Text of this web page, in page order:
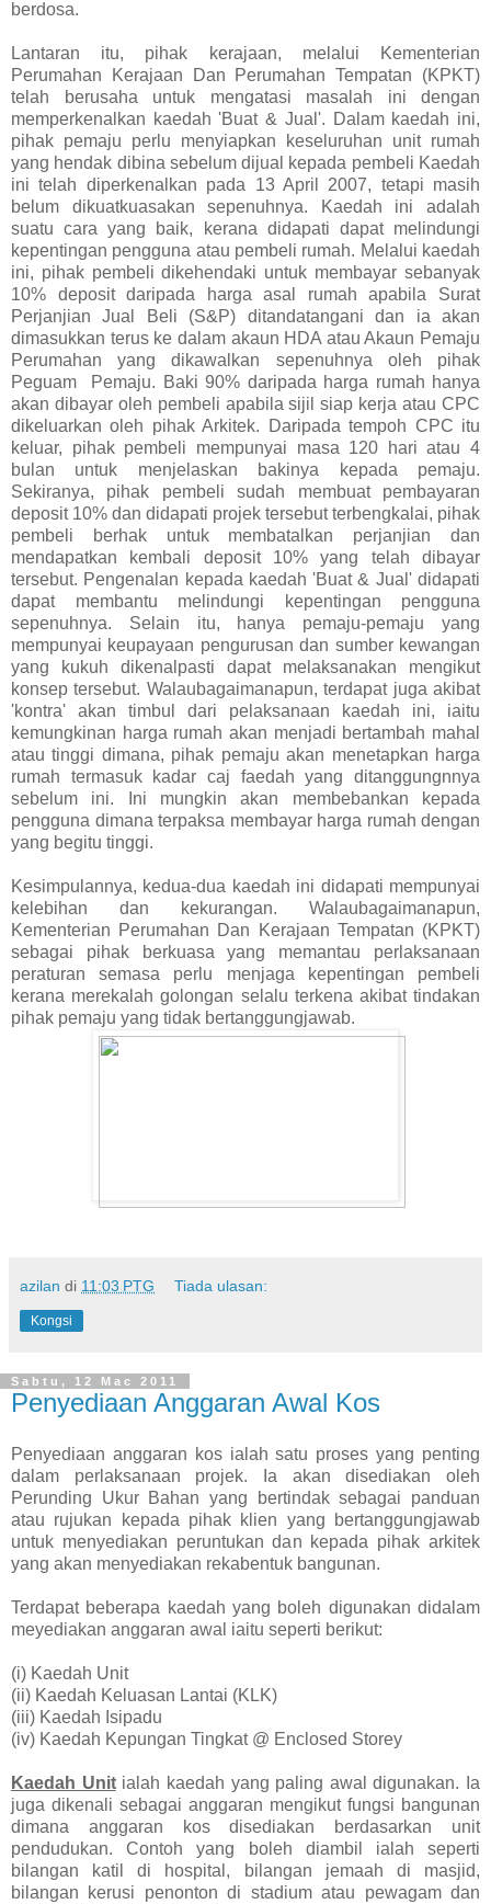
berdosa.
Lantaran itu, pihak kerajaan, melalui Kementerian
Perumahan Kerajaan Dan Perumahan Tempatan (KPKT)
telah berusaha untuk mengatasi masalah ini dengan
memperkenalkan kaedah 'Buat & Jual'. Dalam kaedah ini,
pihak pemaju perlu menyiapkan keseluruhan unit rumah
yang hendak dibina sebelum dijual kepada pembeli Kaedah
ini telah diperkenalkan pada 13 April 2007, tetapi masih
belum dikuatkuasakan sepenuhnya. Kaedah ini adalah
suatu cara yang baik, kerana didapati dapat melindungi
kepentingan pengguna atau pembeli rumah. Melalui kaedah
ini, pihak pembeli dikehendaki untuk membayar sebanyak
10% deposit daripada harga asal rumah apabila Surat
Perjanjian Jual Beli (S&P) ditandatangani dan ia akan
dimasukkan terus ke dalam akaun HDA atau Akaun Pemaju
Perumahan yang dikawalkan sepenuhnya oleh pihak
Peguam Pemaju. Baki 90% daripada harga rumah hanya
akan dibayar oleh pembeli apabila sijil siap kerja atau CPC
dikeluarkan oleh pihak Arkitek. Daripada tempoh CPC itu
keluar, pihak pembeli mempunyai masa 120 hari atau 4
bulan untuk menjelaskan bakinya kepada pemaju.
Sekiranya, pihak pembeli sudah membuat pembayaran
deposit 10% dan didapati projek tersebut terbengkalai, pihak
pembeli berhak untuk membatalkan perjanjian dan
mendapatkan kembali deposit 10% yang telah dibayar
tersebut. Pengenalan kepada kaedah 'Buat & Jual' didapati
dapat membantu melindungi kepentingan pengguna
sepenuhnya. Selain itu, hanya pemaju-pemaju yang
mempunyai keupayaan pengurusan dan sumber kewangan
yang kukuh dikenalpasti dapat melaksanakan mengikut
konsep tersebut. Walaubagaimanapun, terdapat juga akibat
'kontra' akan timbul dari pelaksanaan kaedah ini, iaitu
kemungkinan harga rumah akan menjadi bertambah mahal
atau tinggi dimana, pihak pemaju akan menetapkan harga
rumah termasuk kadar caj faedah yang ditanggungnnya
sebelum ini. Ini mungkin akan membebankan kepada
pengguna dimana terpaksa membayar harga rumah dengan
yang begitu tinggi.
Kesimpulannya, kedua-dua kaedah ini didapati mempunyai
kelebihan dan kekurangan. Walaubagaimanapun,
Kementerian Perumahan Dan Kerajaan Tempatan (KPKT)
sebagai pihak berkuasa yang memantau perlaksanaan
peraturan semasa perlu menjaga kepentingan pembeli
kerana merekalah golongan selalu terkena akibat tindakan
pihak pemaju yang tidak bertanggungjawab.
azilan di 11:03 PTG Tiada ulasan:
Kongsi
Sabtu, 12 Mac 2011
Penyediaan Anggaran Awal Kos
Penyediaan anggaran kos ialah satu proses yang penting
dalam perlaksanaan projek. Ia akan disediakan oleh
Perunding Ukur Bahan yang bertindak sebagai panduan
atau rujukan kepada pihak klien yang bertanggungjawab
untuk menyediakan peruntukan dan kepada pihak arkitek
yang akan menyediakan rekabentuk bangunan.
Terdapat beberapa kaedah yang boleh digunakan didalam
meyediakan anggaran awal iaitu seperti berikut:
(i) Kaedah Unit
(ii) Kaedah Keluasan Lantai (KLK)
(iii) Kaedah Isipadu
(iv) Kaedah Kepungan Tingkat @ Enclosed Storey
Kaedah Unitialah kaedah yang paling awal digunakan. Ia
juga dikenali sebagai anggaran mengikut fungsi bangunan
dimana anggaran kos disediakan berdasarkan unit
pendudukan. Contoh yang boleh diambil ialah seperti
bilangan katil di hospital, bilangan jemaah di masjid,
bilangan kerusi penonton di stadium atau pewagam dan